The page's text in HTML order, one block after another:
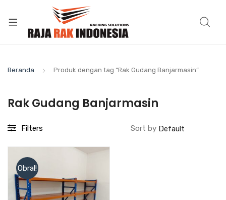
Beranda Produk dengan tag “Rak Gudang Banjarmasin”
Rak Gudang Banjarmasin
Filters Sort by
Obral!